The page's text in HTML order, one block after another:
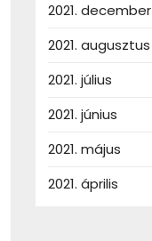
2021. december
2021. augusztus
2021. július
2021. június
2021. május
2021. április